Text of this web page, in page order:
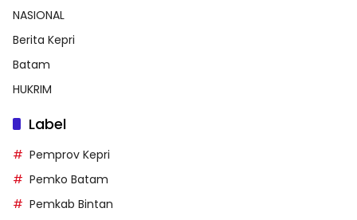
NASIONAL
Berita Kepri
Batam
HUKRIM
Label
Pemprov Kepri
Pemko Batam
Pemkab Bintan